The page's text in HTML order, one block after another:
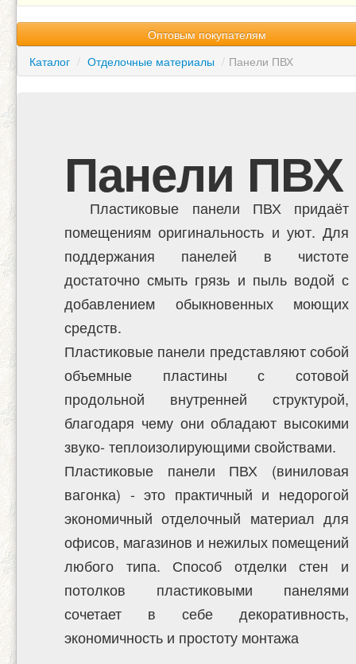
Оптовым покупателям
Каталог / Отделочные материалы / Панели ПВХ
Панели ПВХ
Пластиковые панели ПВХ придаёт
помещениям оригинальность и уют. Для
поддержания панелей в чистоте
достаточно смыть грязь и пыль водой с
добавлением обыкновенных моющих
средств.
Пластиковые панели представляют собой
объемные пластины с сотовой
продольной внутренней структурой,
благодаря чему они обладают высокими
звуко- теплоизолирующими свойствами.
Пластиковые панели ПВХ (виниловая
вагонка) - это практичный и недорогой
экономичный отделочный материал для
офисов, магазинов и нежилых помещений
любого типа. Способ отделки стен и
потолков пластиковыми панелями
сочетает в себе декоративность,
экономичность и простоту монтажа